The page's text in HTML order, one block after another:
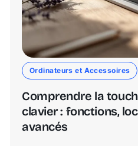
Ordinateurs et Accessoires
Comprendre la
clavier : fonctions,
avancés